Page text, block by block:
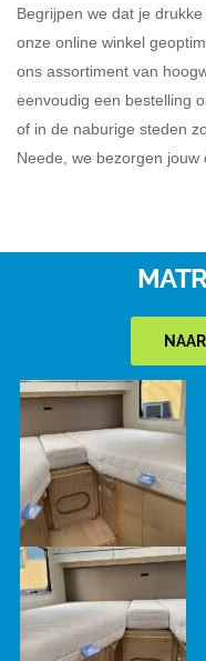
Begrijpen we dat je
onze online winkel
ons assortiment van
eenvoudig een bestelling
of in de naburige steden
Neede, we bezorgen jouw